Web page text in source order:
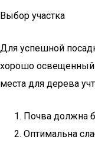
Выбор участка
Для успешной
хорошо
места для дерева
Почва должна
Оптимальна